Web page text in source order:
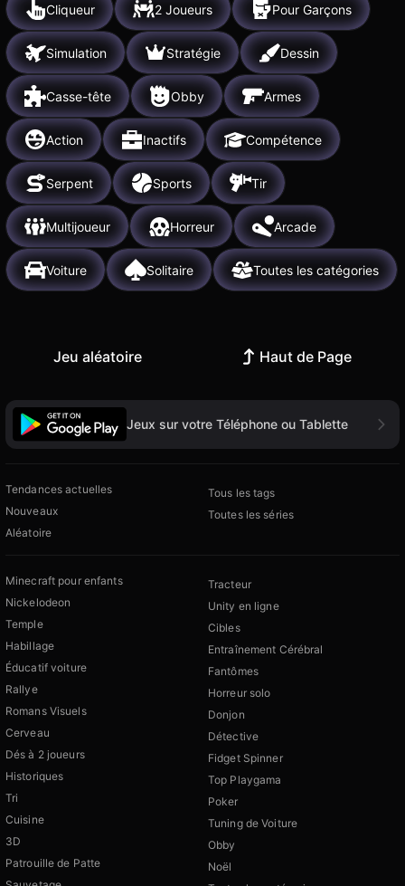
Cliqueur 2 Joueurs Pour Garçons
Simulation Stratégie Dessin
Casse-tête Obby Armes
Action Inactifs Compétence
Serpent Sports Tir
Multijoueur Horreur Arcade
Voiture Solitaire Toutes les catégories
Jeu aléatoire Haut de Page
Jeux sur votre Téléphone ou Tablette
Tendances actuelles
Nouveaux
Aléatoire
Tous les tags
Toutes les séries
Minecraft pour enfants
Nickelodeon
Temple
Habillage
Éducatif voiture
Rallye
Romans Visuels
Cerveau
Dés à 2 joueurs
Historiques
Tri
Cuisine
3D
Patrouille de Patte
Tracteur
Unity en ligne
Cibles
Entraînement Cérébral
Fantômes
Horreur solo
Donjon
Détective
Fidget Spinner
Top Playgama
Poker
Tuning de Voiture
Obby
Noël